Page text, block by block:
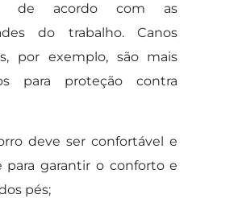
de acordo com as
do trabalho. Canos
por exemplo, são mais
para proteção contra
deve ser confortável e
para garantir o conforto e
pés;